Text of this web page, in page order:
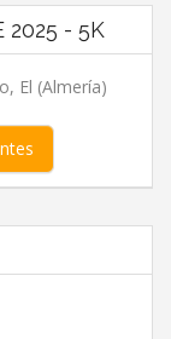
2025 - 5K
El (Almería)